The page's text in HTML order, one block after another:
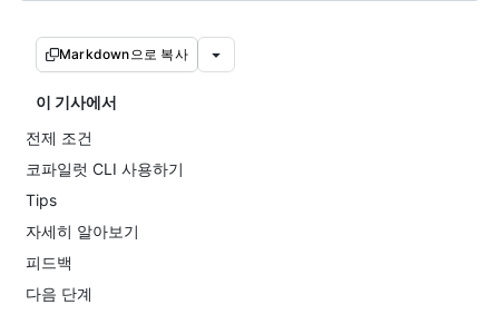
Markdown으로 복사
이 기사에서
전제 조건
코파일럿 CLI 사용하기
Tips
자세히 알아보기
피드백
다음 단계